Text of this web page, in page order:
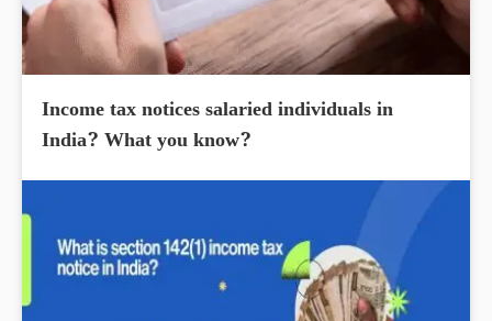
Income tax notices salaried individuals in
India? What you know?